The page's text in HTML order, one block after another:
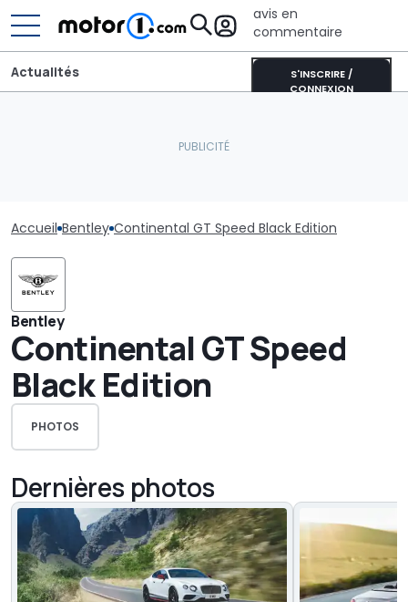
avis en
commentaire
S'INSCRIRE /
CONNEXION
Actualités
Accueil Bentley Continental GT Speed Black Edition
Bentley
Continental GT Speed
Black Edition
PHOTOS
Dernières photos